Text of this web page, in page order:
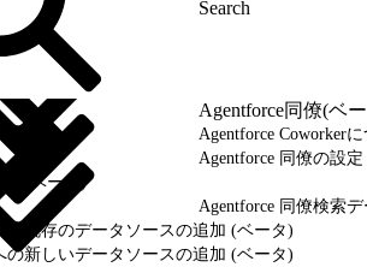
Agentforce同僚(ベ
Agentforce Coworker
Agentforce 同僚の設
化 (ベータ)
Agentforce 同僚検索
の既存のデータソースの追加 (ベータ)
の新しいデータソースの追加 (ベータ)